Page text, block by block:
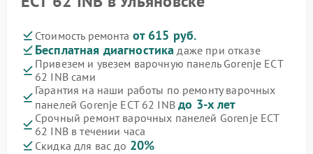
Стоимость ремонта от 615 руб.
Бесплатная диагностика даже при отказе
Привезем и увезем варочную панель Gorenje ECT
62 INB сами
Гарантия на наши работы по ремонту варочных
панелей Gorenje ECT 62 INBдо 3-х лет
Срочный ремонт варочных панелей Gorenje ECT
62 INB в течении часа
Скидка для вас до 20%